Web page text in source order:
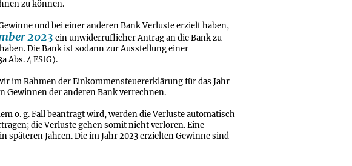
zu können.
und bei einer anderen Bank Verluste erzielt haben,
2023 ein unwiderruflicher Antrag an die Bank zu
Die Bank ist sodann zur Ausstellung einer
Abs. 4 EStG).
im Rahmen der Einkommensteuererklärung für das Jahr
Gewinnen der anderen Bank verrechnen.
o. g. Fall beantragt wird, werden die Verluste automatisch
die Verluste gehen somit nicht verloren. Eine
späteren Jahren. Die im Jahr 2023 erzielten Gewinne sind